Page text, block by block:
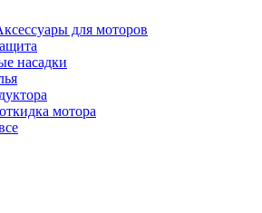
для моторов
насадки
мотора